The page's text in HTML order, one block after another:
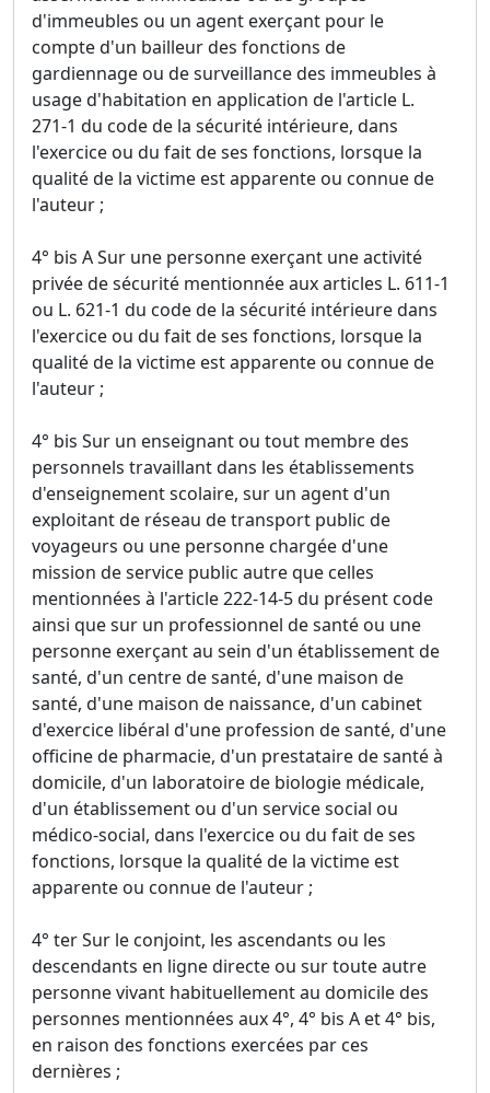
d'immeubles ou un agent exerçant pour le
compte d'un bailleur des fonctions de
gardiennage ou de surveillance des immeubles à
usage d'habitation en application de l'article L.
271-1 du code de la sécurité intérieure, dans
l'exercice ou du fait de ses fonctions, lorsque la
qualité de la victime est apparente ou connue de
l'auteur ;
4° bis A Sur une personne exerçant une activité
privée de sécurité mentionnée aux articles L. 611-1
ou L. 621-1 du code de la sécurité intérieure dans
l'exercice ou du fait de ses fonctions, lorsque la
qualité de la victime est apparente ou connue de
l'auteur ;
4° bis Sur un enseignant ou tout membre des
personnels travaillant dans les établissements
d'enseignement scolaire, sur un agent d'un
exploitant de réseau de transport public de
voyageurs ou une personne chargée d'une
mission de service public autre que celles
mentionnées à l'article 222-14-5 du présent code
ainsi que sur un professionnel de santé ou une
personne exerçant au sein d'un établissement de
santé, d'un centre de santé, d'une maison de
santé, d'une maison de naissance, d'un cabinet
d'exercice libéral d'une profession de santé, d'une
officine de pharmacie, d'un prestataire de santé à
domicile, d'un laboratoire de biologie médicale,
d'un établissement ou d'un service social ou
médico-social, dans l'exercice ou du fait de ses
fonctions, lorsque la qualité de la victime est
apparente ou connue de l'auteur ;
4° ter Sur le conjoint, les ascendants ou les
descendants en ligne directe ou sur toute autre
personne vivant habituellement au domicile des
personnes mentionnées aux 4°, 4° bis A et 4° bis,
en raison des fonctions exercées par ces
dernières ;